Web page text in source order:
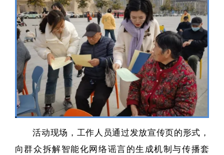
活动现场，工作人员通过发放宣传页的形式，
向群众拆解智能化网络谣言的生成机制与传播套